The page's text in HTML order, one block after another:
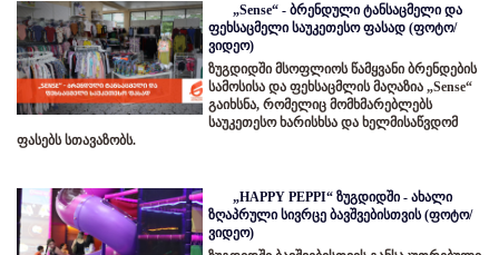
„Sense“ - ბრენდული ტანსაცმელი და
ფეხსაცმელი საუკეთესო ფასად (ფოტო/
ვიდეო)
ზუგდიდში მსოფლიოს წამყვანი ბრენდების
სამოსისა და ფეხსაცმლის მაღაზია „Sense“
გაიხსნა, რომელიც მომხმარებლებს
საუკეთესო ხარისხსა და ხელმისაწვდომ
ფასებს სთავაზობს.
„HAPPY PEPPI“ ზუგდიდში - ახალი
ზღაპრული სივრცე ბავშვებისთვის (ფოტო/
ვიდეო)